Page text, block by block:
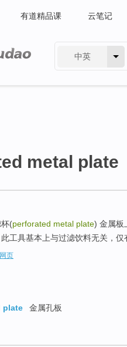
有道精品课 云笔记
中英
metal plate
杯(perforated metal plate) 金属板
工具基本上与过滤饮料无关，
页
plate
金属孔板